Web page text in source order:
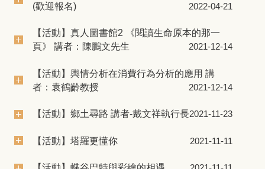
(歡迎報名)
2022-04-21
【活動】真人圖書館2 《閱讀生命原本的那一
頁》 講者：陳鵬文先生
2021-12-14
【活動】輿情分析在消費行為分析的應用 講
者：袁鶴齡教授
2021-12-14
【活動】鄉土尋路 講者-戴文祥執行長2021-11-23
【活動】塔羅更懂你 2021-11-11